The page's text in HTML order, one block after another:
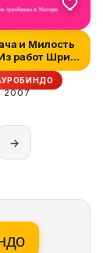
и Милость
работ Шри
2007
→